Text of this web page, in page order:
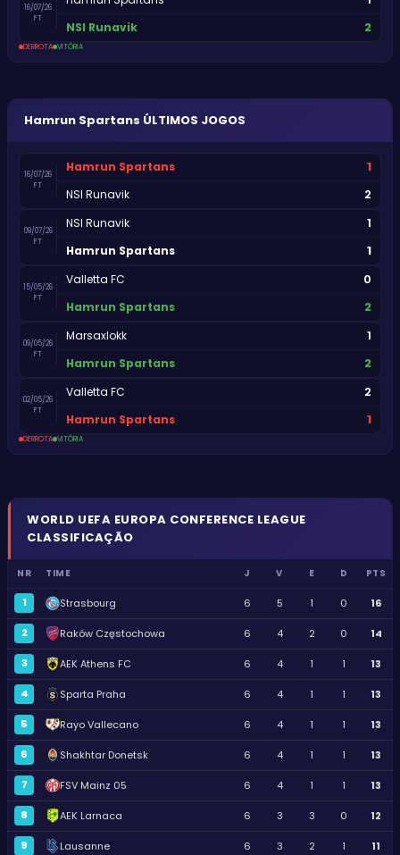
16/07/26
FT
NSI Runavik 2
DERROTA VITÓRIA
Hamrun Spartans ÚLTIMOS JOGOS
16/07/26
FT
Hamrun Spartans 1
NSI Runavik 2
09/07/26
FT
NSI Runavik 1
Hamrun Spartans 1
15/05/26
FT
Valletta FC 0
Hamrun Spartans 2
09/05/26
FT
Marsaxlokk 1
Hamrun Spartans 2
02/05/26
FT
Valletta FC 2
Hamrun Spartans 1
DERROTA VITÓRIA
WORLD UEFA EUROPA CONFERENCE LEAGUE
CLASSIFICAÇÃO
NR TIME J V E D PTS
1 Strasbourg 6 5 1 0 16
2 Raków Częstochowa 6 4 2 0 14
3 AEK Athens FC 6 4 1 1 13
4 Sparta Praha 6 4 1 1 13
5 Rayo Vallecano 6 4 1 1 13
6 Shakhtar Donetsk 6 4 1 1 13
7 FSV Mainz 05 6 4 1 1 13
8 AEK Larnaca 6 3 3 0 12
9 Lausanne 6 3 2 1 11